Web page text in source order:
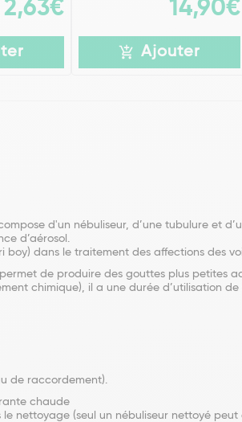
2,63€ 14,90€
Ajouter
d'un nébuliseur, d’une tubulure et
d’aérosol.
dans le traitement des affections des
de produire des gouttes plus petites
chimique), il a une durée d’utilisation de
de raccordement).
chaude
nettoyage (seul un nébuliseur nettoyé